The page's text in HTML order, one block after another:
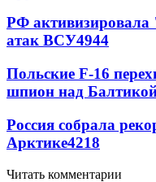
РФ
атак ВСУ4944
Польские F-16
шпион над
Россия собрала
Арктике4218
Читать комментарии